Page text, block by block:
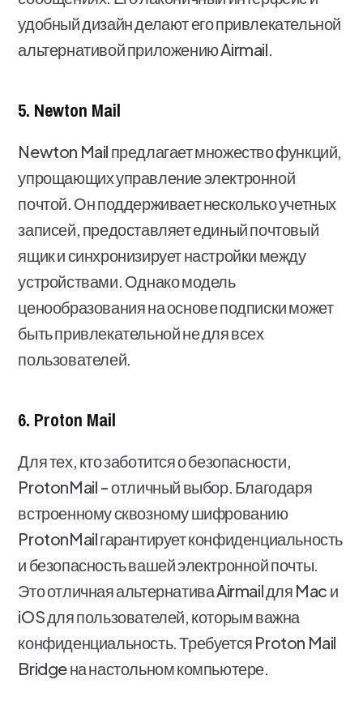
удобный дизайн делают его привлекательной
альтернативой приложению Airmail.
5. Newton Mail
Newton Mail предлагает множество функций,
упрощающих управление электронной
почтой. Он поддерживает несколько учетных
записей, предоставляет единый почтовый
ящик и синхронизирует настройки между
устройствами. Однако модель
ценообразования на основе подписки может
быть привлекательной не для всех
пользователей.
6. Proton Mail
Для тех, кто заботится о безопасности,
ProtonMail - отличный выбор. Благодаря
встроенному сквозному шифрованию
ProtonMail гарантирует конфиденциальность
и безопасность вашей электронной почты.
Это отличная альтернатива Airmail для Mac и
iOS для пользователей, которым важна
конфиденциальность. Требуется Proton Mail
Bridge на настольном компьютере.